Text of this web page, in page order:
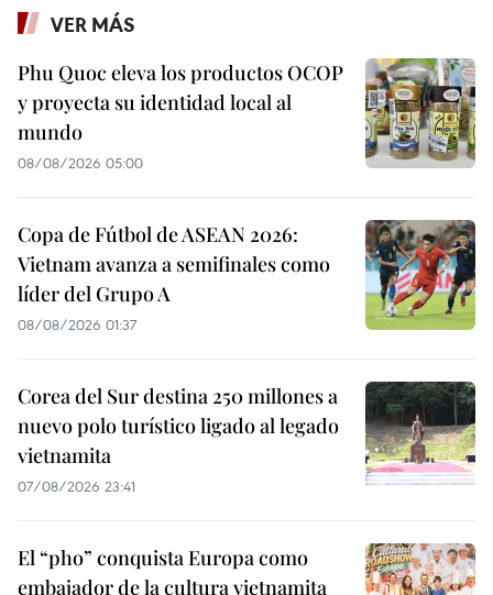
VER MÁS
Phu Quoc eleva los productos OCOP
y proyecta su identidad local al
mundo
08/08/2026 05:00
Copa de Fútbol de ASEAN 2026:
Vietnam avanza a semifinales como
líder del Grupo A
08/08/2026 01:37
Corea del Sur destina 250 millones a
nuevo polo turístico ligado al legado
vietnamita
07/08/2026 23:41
El “pho” conquista Europa como
embajador de la cultura vietnamita